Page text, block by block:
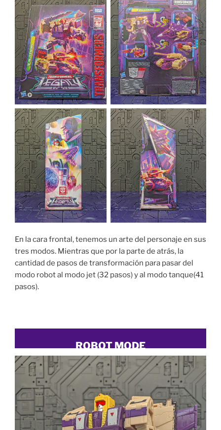
En la cara frontal, tenemos un arte del personaje en sus
tres modos. Mientras que por la parte de atrás, la
cantidad de pasos de transformación para pasar del
modo robot al modo jet (32 pasos) y al modo tanque(41
pasos).
ROBOT MODE